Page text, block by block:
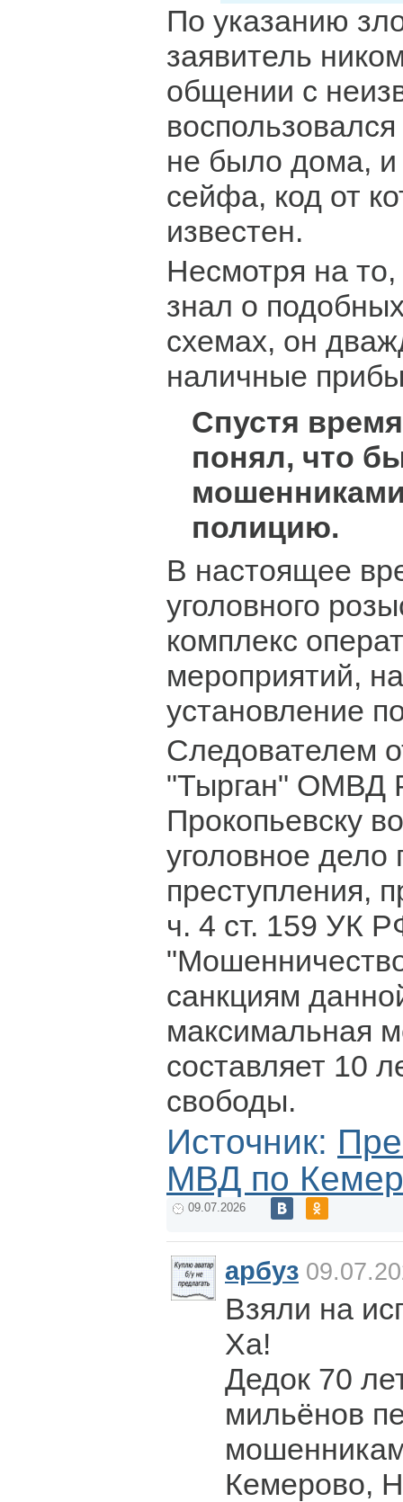
По указанию
заявитель
общении с
не было дома, и
сейфа, код от
известен.
Несмотря на
знал о
схемах, он
наличные
Спустя
понял, что
полицию.
В настоящее
уголовного
комплекс
мероприятий,
установление
Следователем
"Тырган" ОМВД
Прокопьевску
уголовное дело
преступления,
ч. 4 ст. 159 УК
санкциям
максимальная
составляет 10
свободы.
Источник:
МВД по
09.07.2026
арбуз
Взяли на
Ха!
Дедок 70
мильёнов
Кемерово,